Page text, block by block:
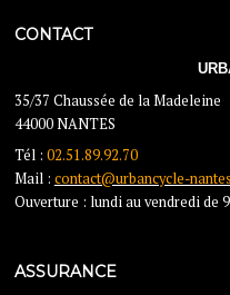
CONTACT
35/37 Chaussée de la Madeleine
44000 NANTES
Tél : 02.51.89.92.70
Mail : contact@urbancycle-
Ouverture : lundi au vendredi de
ASSURANCE